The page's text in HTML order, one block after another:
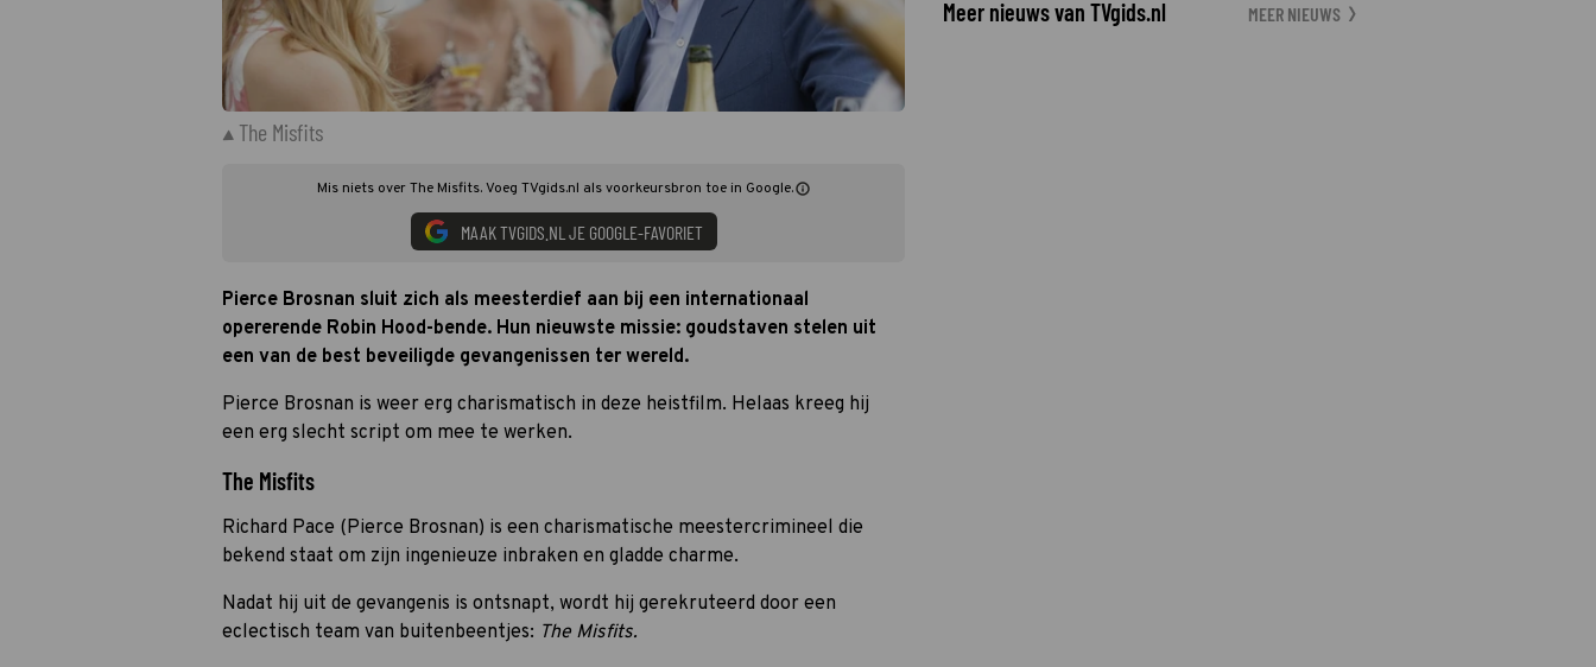
The Misfits
Mis niets over The Misfits. Voeg TVgids.nl als voorkeursbron toe in Google.
MAAK TVGIDS.NL JE GOOGLE-FAVORIET
Pierce Brosnan sluit zich als meesterdief aan bij een internationaal
opererende Robin Hood-bende. Hun nieuwste missie: goudstaven stelen uit
een van de best beveiligde gevangenissen ter wereld.
Pierce Brosnan is weer erg charismatisch in deze heistfilm. Helaas kreeg hij
een erg slecht script om mee te werken.
The Misfits
Richard Pace (Pierce Brosnan) is een charismatische meestercrimineel die
bekend staat om zijn ingenieuze inbraken en gladde charme.
Nadat hij uit de gevangenis is ontsnapt, wordt hij gerekruteerd door een
eclectisch team van buitenbeentjes: The Misfits.
Meer nieuws van TVgids.nl MEER NIEUWS